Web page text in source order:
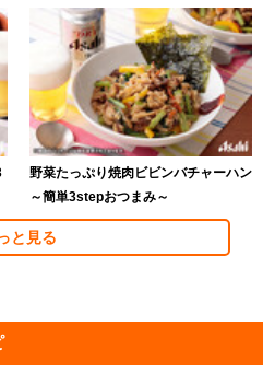
野菜たっぷり焼肉ビビンバチャーハン
～簡単3stepおつまみ～
と見る